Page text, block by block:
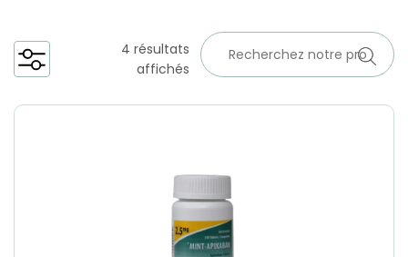
4 résultats
affichés